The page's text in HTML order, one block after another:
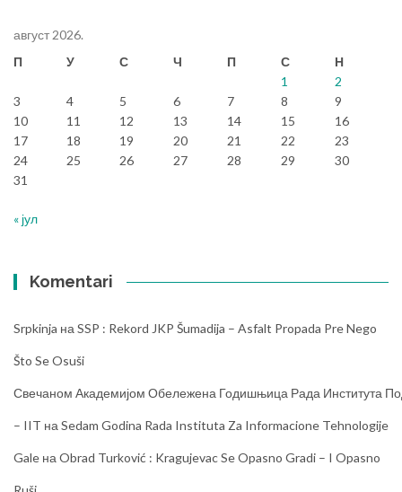
август 2026.
П
У С Ч П С
Н
1
2
3
4 5 6 7 8
9
10
11 12 13 14 15
16
17
18 19 20 21 22
23
24
25 26 27 28 29
30
31
« јул
Komentari
Srpkinja на SSP : Rekord JKP Šumadija – Asfalt Propada Pre Nego
Što Se Osuši
Свечаном Академијом Обележена Годишњица Рада Института
– IIT на Sedam Godina Rada Instituta Za Informacione Tehnologije
Gale на Obrad Turković : Kragujevac Se Opasno Gradi – I Opasno